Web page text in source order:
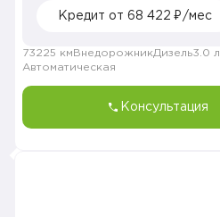
Кредит от 68 422 ₽/мес
73225 км ВнедорожникДизель3.0 л.
Автоматическая
Консультация